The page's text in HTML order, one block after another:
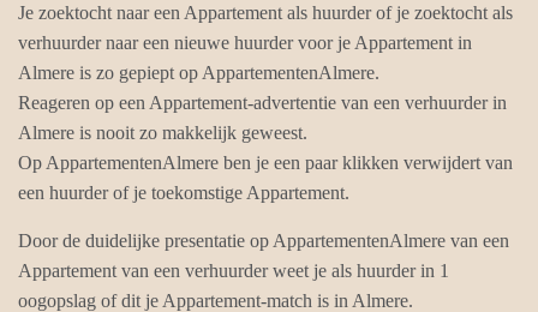
Je zoektocht naar een Appartement als huurder of je zoektocht als
verhuurder naar een nieuwe huurder voor je Appartement in
Almere is zo gepiept op AppartementenAlmere.
Reageren op een Appartement-advertentie van een verhuurder in
Almere is nooit zo makkelijk geweest.
Op AppartementenAlmere ben je een paar klikken verwijdert van
een huurder of je toekomstige Appartement.
Door de duidelijke presentatie op AppartementenAlmere van een
Appartement van een verhuurder weet je als huurder in 1
oogopslag of dit je Appartement-match is in Almere.